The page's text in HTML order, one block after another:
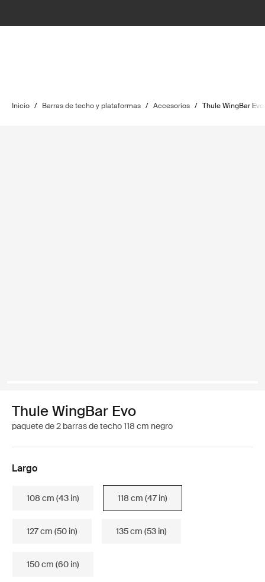
Inicio / Barras de techo y plataformas / Accesorios / Thule WingBar Evo
Thule WingBar Evo
paquete de 2 barras de techo 118 cm negro
Largo
108 cm (43 in) 118 cm (47 in)
127 cm (50 in) 135 cm (53 in)
150 cm (60 in)